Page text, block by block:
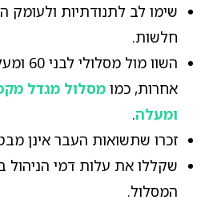
שימו לב לתנודתיות ולעומק
חלשות.
השוו
אחרות, כמו
ומעלה.
זכרו שתשואות העבר אינן
שקללו את עלות דמי הניהול
המסלול.